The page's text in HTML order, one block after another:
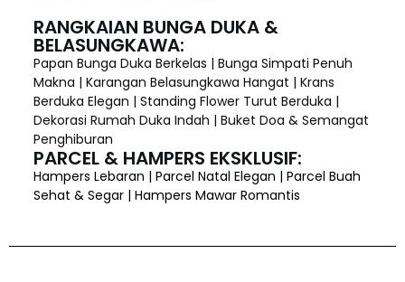
RANGKAIAN BUNGA DUKA &
BELASUNGKAWA:
Papan Bunga Duka Berkelas | Bunga Simpati Penuh
Makna | Karangan Belasungkawa Hangat | Krans
Berduka Elegan | Standing Flower Turut Berduka |
Dekorasi Rumah Duka Indah | Buket Doa & Semangat
Penghiburan
PARCEL & HAMPERS EKSKLUSIF:
Hampers Lebaran | Parcel Natal Elegan | Parcel Buah
Sehat & Segar | Hampers Mawar Romantis